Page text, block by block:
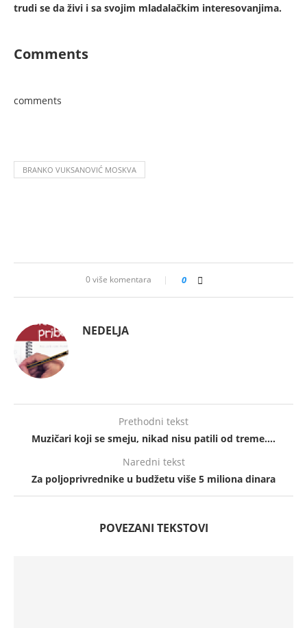
trudi se da živi i sa svojim mladalačkim interesovanjima.
Comments
comments
BRANKO VUKSANOVIĆ MOSKVA
0 više komentara 0
NEDELJA
Prethodni tekst
Muzičari koji se smeju, nikad nisu patili od treme….
Naredni tekst
Za poljoprivrednike u budžetu više 5 miliona dinara
POVEZANI TEKSTOVI